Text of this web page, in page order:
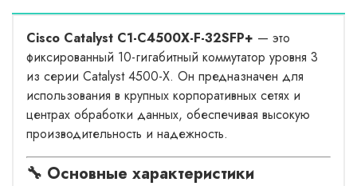
Cisco Catalyst C1-C4500X-F-32SFP+ — это
фиксированный 10-гигабитный коммутатор уровня 3
из серии Catalyst 4500-X. Он предназначен для
использования в крупных корпоративных сетях и
центрах обработки данных, обеспечивая высокую
производительность и надежность.
🔧 Основные характеристики